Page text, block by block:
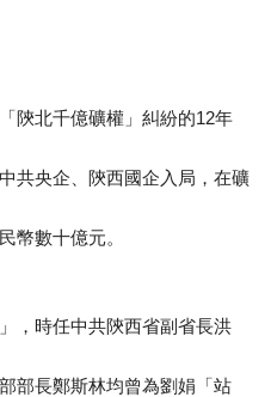
陝北千億礦權」糾紛的12年
共央企、陝西國企入局，在礦
幣數十億元。
，時任中共陝西省副省長洪
部長鄭斯林均曾為劉娟「站